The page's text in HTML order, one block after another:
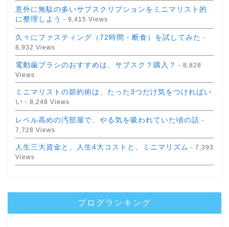
意外に無駄の多いサブスクリプションをミニマリスト的
に整理しよう - 9,415 Views
久々にファスティング（72時間・断食）を試してみた -
8,932 Views
電動歯ブラシのおすすめは、サブスク？購入？ - 8,828
Views
ミニマリストの節約術は、たった3つだけ気をつければい
い - 8,248 Views
レベル高めの汚部屋で、やる気を吸われていた頃の話 -
7,728 Views
人生三大資金と、人生4大コストと、ミニマリズム - 7,393
Views
ブログランキング